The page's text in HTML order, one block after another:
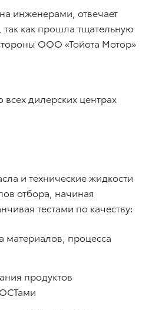
инженерами, отвечает
как прошла тщательную
ООО «Тойота Мотор»
дилерских центрах
и технические жидкости
отбора, начиная
тестами по качеству:
материалов, процесса
продуктов